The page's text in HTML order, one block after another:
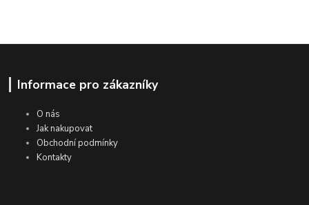
Informace pro zákazníky
O nás
Jak nakupovat
Obchodní podmínky
Kontakty